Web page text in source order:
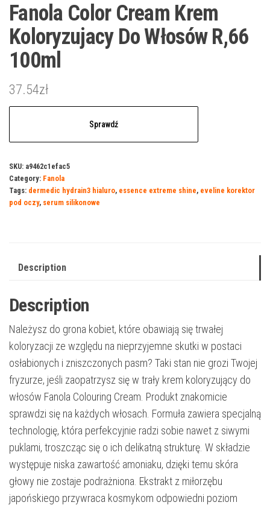
Fanola Color Cream Krem
Koloryzujacy Do Włosów R,66
100ml
37.54zł
Sprawdź
SKU: a9462c1efac5
Category: Fanola
Tags: dermedic hydrain3 hialuro, essence extreme shine, eveline korektor
pod oczy, serum silikonowe
Description
Description
Należysz do grona kobiet, które obawiają się trwałej
koloryzacji ze względu na nieprzyjemne skutki w postaci
osłabionych i zniszczonych pasm? Taki stan nie grozi Twojej
fryzurze, jeśli zaopatrzysz się w trały krem koloryzujący do
włosów Fanola Colouring Cream. Produkt znakomicie
sprawdzi się na każdych włosach. Formuła zawiera specjalną
technologię, która perfekcyjnie radzi sobie nawet z siwymi
puklami, troszcząc się o ich delikatną strukturę. W składzie
występuje niska zawartość amoniaku, dzięki temu skóra
głowy nie zostaje podrażniona. Ekstrakt z miłorzębu
japońskiego przywraca kosmykom odpowiedni poziom